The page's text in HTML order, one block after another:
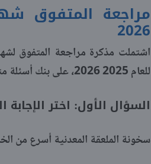
مراجعة المتفوق
2026
اشتملت مذكرة مراجعة المتفوق
للعام 2025 2026، على بنك أسئلة متنوع مجاب عنه، منه ما يلي:
السؤال الأول: اختر
سخونة الملعقة المعدنية أسرع من